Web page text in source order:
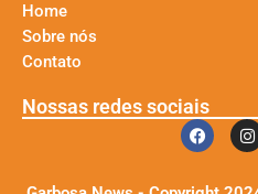
Home
Sobre nós
Contato
Nossas redes sociais